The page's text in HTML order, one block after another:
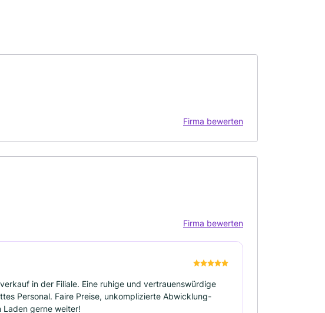
Firma bewerten
Firma bewerten
in der Filiale. Eine ruhige und vertrauenswürdige
Personal. Faire Preise, unkomplizierte Abwicklung-
Laden gerne weiter!